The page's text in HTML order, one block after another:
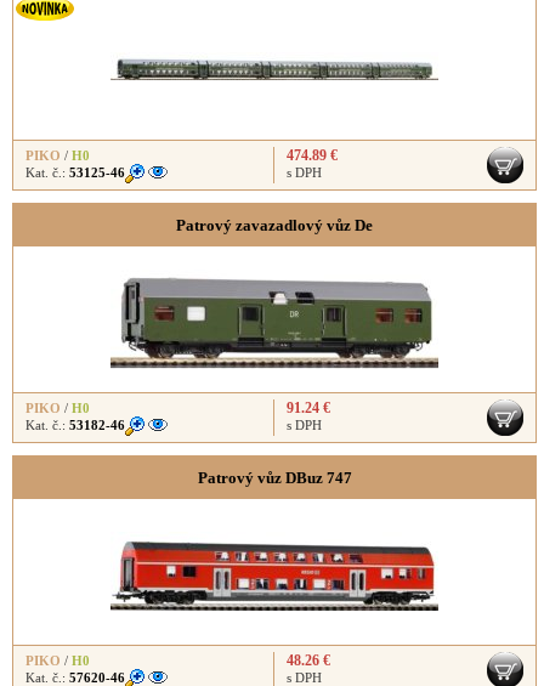
PIKO / H0
Kat. č.: 53125-46
474.89 €
s DPH
Patrový zavazadlový vůz De
PIKO / H0
Kat. č.: 53182-46
91.24 €
s DPH
Patrový vůz DBuz 747
PIKO / H0
Kat. č.: 57620-46
48.26 €
s DPH